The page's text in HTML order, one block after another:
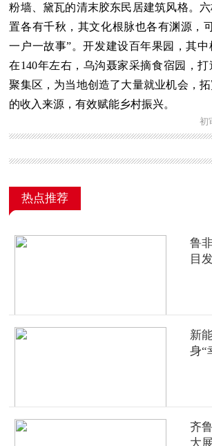
粉墙、黛瓦的清末胶东民居建筑风格。
置各有千秋，其文化根脉也各有渊源，
一户一故事”。开发建设百年果园，其
在140年左右，乌沟聂家采摘食宿园，
聚集区，为当地创造了大量就业机会，
的收入来源，有效赋能乡村振兴。
初
热点推荐
鲁
目
新
身“
齐
大